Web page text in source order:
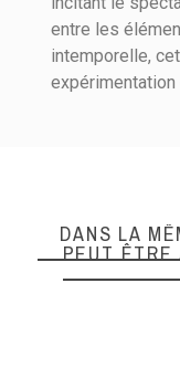
entre les
intemporelle,
expérimentation
DANS LA
PEUT ÊTRE